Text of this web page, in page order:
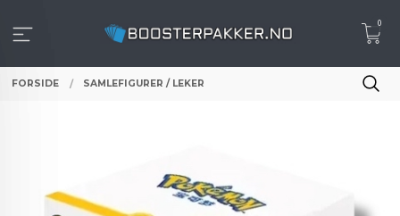
innholdet
0
FORSIDE SAMLEFIGURER / LEKER